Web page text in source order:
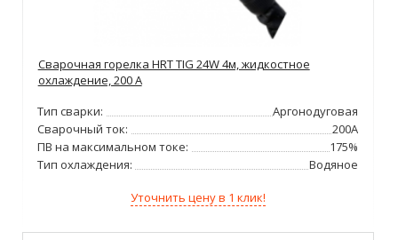
Сварочная горелка HRT TIG 24W 4м, жидкостное
охлаждение, 200 А
Тип сварки:
Аргонодуговая
Сварочный ток:
200А
ПВ на максимальном токе:
175%
Тип охлаждения:
Водяное
Уточнить цену в 1 клик!